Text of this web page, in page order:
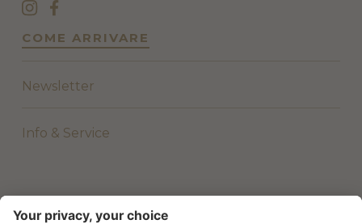
COME ARRIVARE
Newsletter
Info & Service